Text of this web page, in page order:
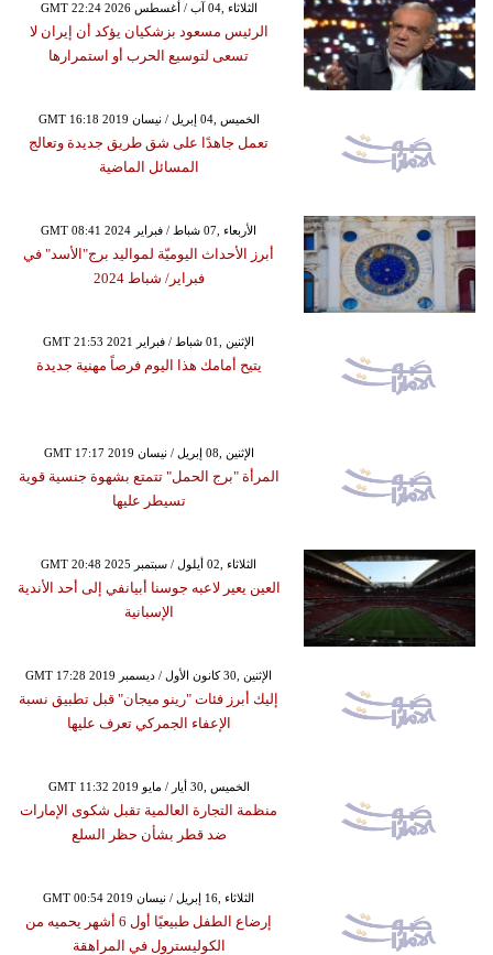
GMT 22:24 2026 الثلاثاء ,04 آب / أغسطس
الرئيس مسعود بزشكيان يؤكد أن إيران لا
تسعى لتوسيع الحرب أو استمرارها
GMT 16:18 2019 الخميس ,04 إبريل / نيسان
تعمل جاهدًا على شق طريق جديدة وتعالج
المسائل الماضية
GMT 08:41 2024 الأربعاء ,07 شباط / فبراير
أبرز الأحداث اليوميّة لمواليد برج"الأسد" في
فبراير/ شباط 2024
GMT 21:53 2021 الإثنين ,01 شباط / فبراير
يتيح أمامك هذا اليوم فرصاً مهنية جديدة
GMT 17:17 2019 الإثنين ,08 إبريل / نيسان
المرأة "برج الحمل" تتمتع بشهوة جنسية قوية
تسيطر عليها
GMT 20:48 2025 الثلاثاء ,02 أيلول / سبتمبر
العين يعير لاعبه جوسنا أبيانفي إلى أحد الأندية
الإسبانية
GMT 17:28 2019 الإثنين ,30 كانون الأول / ديسمبر
إليك أبرز فئات "رينو ميجان" قبل تطبيق نسبة
الإعفاء الجمركي تعرف عليها
GMT 11:32 2019 الخميس ,30 أيار / مايو
منظمة التجارة العالمية تقبل شكوى الإمارات
ضد قطر بشأن حظر السلع
GMT 00:54 2019 الثلاثاء ,16 إبريل / نيسان
إرضاع الطفل طبيعيًا أول 6 أشهر يحميه من
الكوليسترول في المراهقة